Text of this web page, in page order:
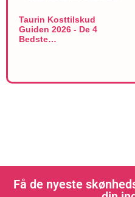
Taurin Kosttilskud
Guiden 2026 - De 4
Bedste…
Få de nyeste